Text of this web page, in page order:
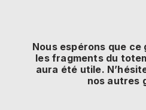
Nous espérons que
les fragments du
aura été utile.
nos autres